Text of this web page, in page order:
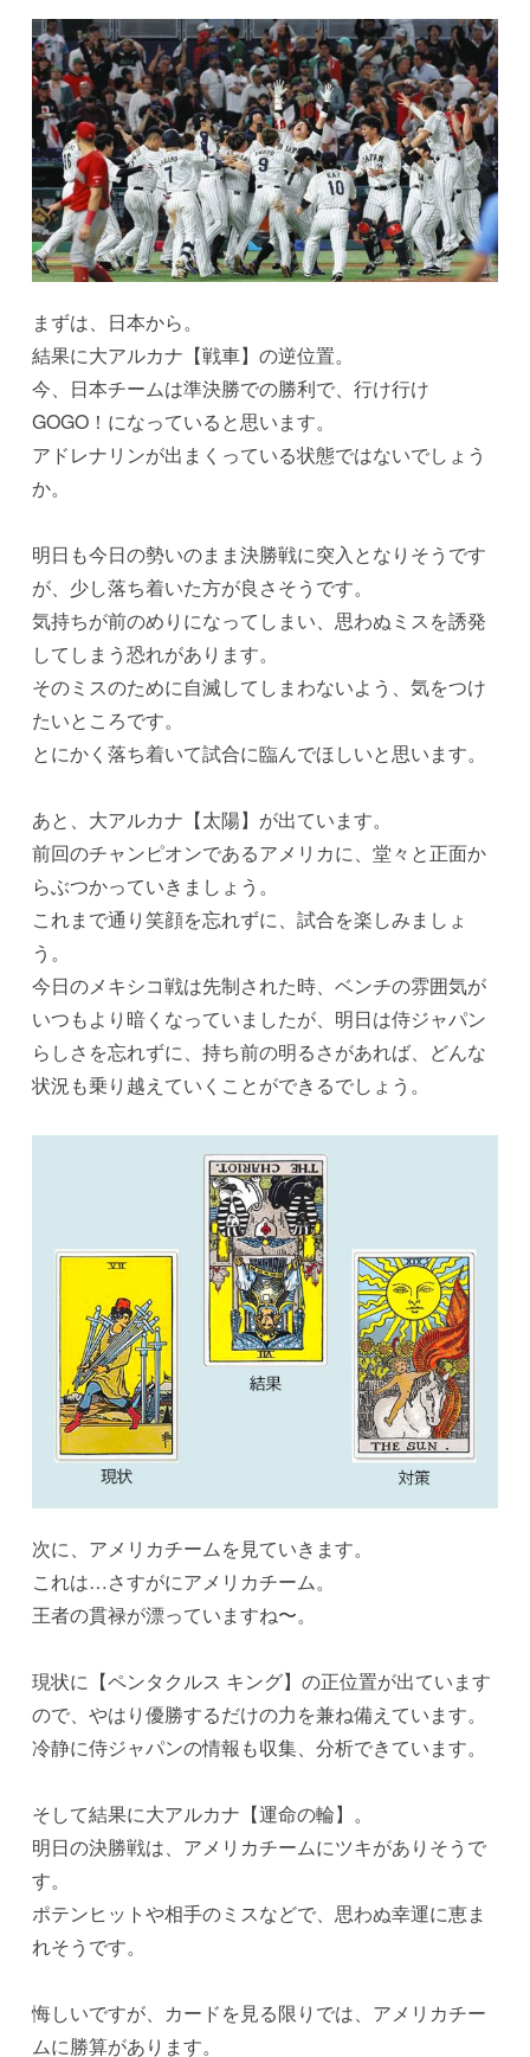
まずは、日本から。
結果に大アルカナ【戦車】の逆位置。
今、日本チームは準決勝での勝利で、行け行け
GOGO！になっていると思います。
アドレナリンが出まくっている状態ではないでしょう
か。
明日も今日の勢いのまま決勝戦に突入となりそうです
が、少し落ち着いた方が良さそうです。
気持ちが前のめりになってしまい、思わぬミスを誘発
してしまう恐れがあります。
そのミスのために自滅してしまわないよう、気をつけ
たいところです。
とにかく落ち着いて試合に臨んでほしいと思います。
あと、大アルカナ【太陽】が出ています。
前回のチャンピオンであるアメリカに、堂々と正面か
らぶつかっていきましょう。
これまで通り笑顔を忘れずに、試合を楽しみましょ
う。
今日のメキシコ戦は先制された時、ベンチの雰囲気が
いつもより暗くなっていましたが、明日は侍ジャパン
らしさを忘れずに、持ち前の明るさがあれば、どんな
状況も乗り越えていくことができるでしょう。
次に、アメリカチームを見ていきます。
これは…さすがにアメリカチーム。
王者の貫禄が漂っていますね〜。
現状に【ペンタクルス キング】の正位置が出ています
ので、やはり優勝するだけの力を兼ね備えています。
冷静に侍ジャパンの情報も収集、分析できています。
そして結果に大アルカナ【運命の輪】。
明日の決勝戦は、アメリカチームにツキがありそうで
す。
ポテンヒットや相手のミスなどで、思わぬ幸運に恵ま
れそうです。
悔しいですが、カードを見る限りでは、アメリカチー
ムに勝算があります。